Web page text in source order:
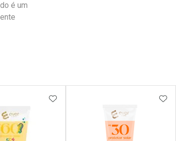
é um
FAVORITOSADICIONAR AOS FAVORITOS